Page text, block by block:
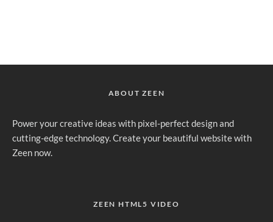
ABOUT ZEEN
Power your creative ideas with pixel-perfect design and
cutting-edge technology. Create your beautiful website with
Zeen now.
ZEEN HTML5 VIDEO